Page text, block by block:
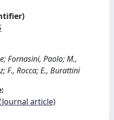
Fornasini, Paolo; M.,
F., Rocca; E., Burattini
article)